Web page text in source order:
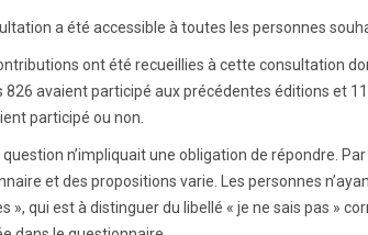
a été accessible à toutes les personnes
ont été recueillies à cette consultation
826 avaient participé aux précédentes éditions et
participé ou non.
n’impliquait une obligation de répondre.
et des propositions varie. Les personnes
», qui est à distinguer du libellé « je ne sais pas »